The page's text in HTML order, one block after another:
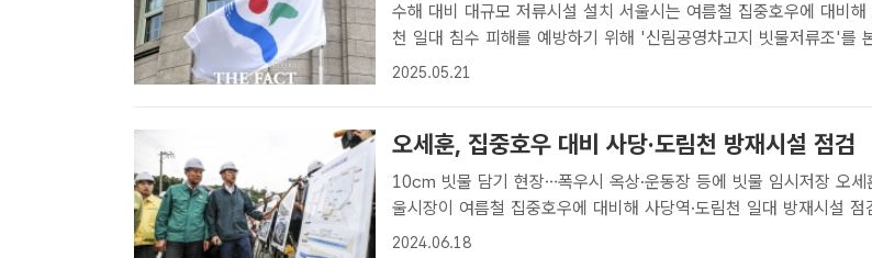
수해 대비 대규모 저류시설 설치 서울시는 여름철 집중호우에 대비해 도림
천 일대 침수 피해를 예방하기 위해 '신림공영차고지 빗물저류조'를
동한다고 21일 밝혔다./남용희 기자[더팩트ㅣ설상미 기자] 서울시는
2025.05.21
오세훈, 집중호우 대비 사당·도림천 방재시설 점검
10㎝ 빗물 담기 현장…폭우시 옥상·운동장 등에 빗물 임시저장 오세훈 서
울시장이 여름철 집중호우에 대비해 사당역·도림천 일대 방재시설 점
나선다. 오 시장이 2023년 6월 20일 서울 관악구 신림공영차고지 빗
2024.06.18